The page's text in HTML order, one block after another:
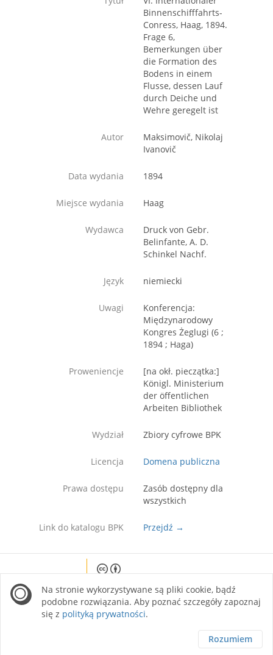
Binnenschifffahrts-
Conress, Haag, 1894.
Frage 6,
Bemerkungen über
die Formation des
Bodens in einem
Flusse, dessen Lauf
durch Deiche und
Wehre geregelt ist
Autor
Maksimovič, Nikolaj
Ivanovič
Data wydania 1894
Miejsce wydania Haag
Wydawca
Druck von Gebr.
Belinfante, A. D.
Schinkel Nachf.
Język niemiecki
Uwagi
Konferencja:
Międzynarodowy
Kongres Żeglugi (6 ;
1894 ; Haga)
Proweniencje
[na okł. pieczątka:]
Königl. Ministerium
der öffentlichen
Arbeiten Bibliothek
Wydział Zbiory cyfrowe BPK
Licencja Domena publiczna
Prawa dostępu
Zasób dostępny dla
wszystkich
Link do katalogu BPK Przejdź →
site is licensed under a Creative Commons
Attribution 4.0 International license.
Na stronie wykorzystywane są pliki cookie, bądź
podobne rozwiązania. Aby poznać szczegóły zapoznaj
się z polityką prywatności.
Rozumiem